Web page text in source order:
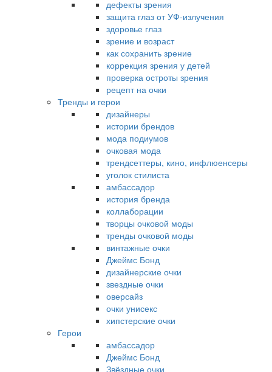
дефекты зрения
защита глаз от УФ-излучения
здоровье глаз
зрение и возраст
как сохранить зрение
коррекция зрения у детей
проверка остроты зрения
рецепт на очки
Тренды и герои
дизайнеры
истории брендов
мода подиумов
очковая мода
трендсеттеры, кино, инфлюенсеры
уголок стилиста
амбассадор
история бренда
коллаборации
творцы очковой моды
тренды очковой моды
винтажные очки
Джеймс Бонд
дизайнерские очки
звездные очки
оверсайз
очки унисекс
хипстерские очки
Герои
амбассадор
Джеймс Бонд
Звёздные очки